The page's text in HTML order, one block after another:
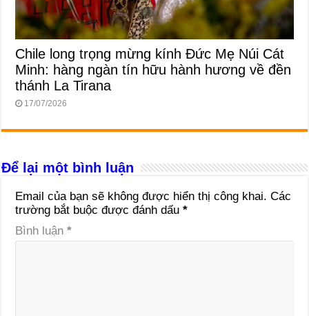
Chile long trọng mừng kính Đức Mẹ Núi Cát
Minh: hàng ngàn tín hữu hành hương về đền
thánh La Tirana
17/07/2026
Để lại một bình luận
Email của bạn sẽ không được hiển thị công khai. Các
trường bắt buộc được đánh dấu*
Bình luận*